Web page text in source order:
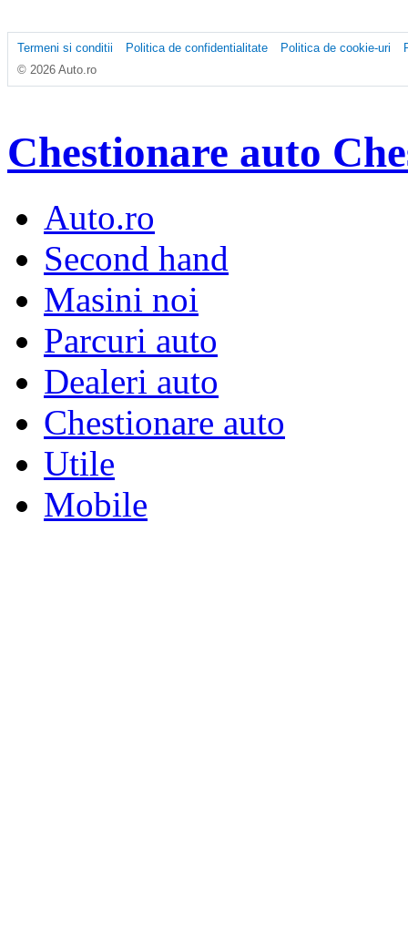
Termeni si conditii Politica de confidentialitate Politica de cookie-uri
© 2026 Auto.ro
Chestionare auto
Auto.ro
Second hand
Masini noi
Parcuri auto
Dealeri auto
Chestionare auto
Utile
Mobile